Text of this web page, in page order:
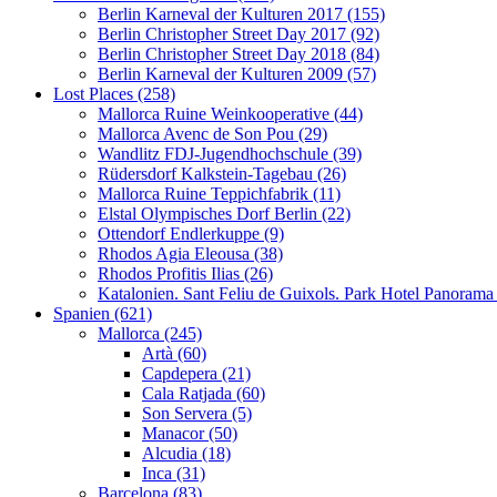
Berlin Karneval der Kulturen 2017 (155)
Berlin Christopher Street Day 2017 (92)
Berlin Christopher Street Day 2018 (84)
Berlin Karneval der Kulturen 2009 (57)
Lost Places (258)
Mallorca Ruine Weinkooperative (44)
Mallorca Avenc de Son Pou (29)
Wandlitz FDJ-Jugendhochschule (39)
Rüdersdorf Kalkstein-Tagebau (26)
Mallorca Ruine Teppichfabrik (11)
Elstal Olympisches Dorf Berlin (22)
Ottendorf Endlerkuppe (9)
Rhodos Agia Eleousa (38)
Rhodos Profitis Ilias (26)
Katalonien. Sant Feliu de Guixols. Park Hotel
Spanien (621)
Mallorca (245)
Artà (60)
Capdepera (21)
Cala Ratjada (60)
Son Servera (5)
Manacor (50)
Alcudia (18)
Inca (31)
Barcelona (83)